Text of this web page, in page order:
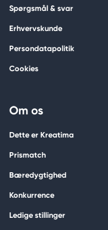
Spørgsmål & svar
Erhvervskunde
Persondatapolitik
Cookies
Om os
Dette er Kreatima
Prismatch
Bæredygtighed
Konkurrence
Ledige stillinger